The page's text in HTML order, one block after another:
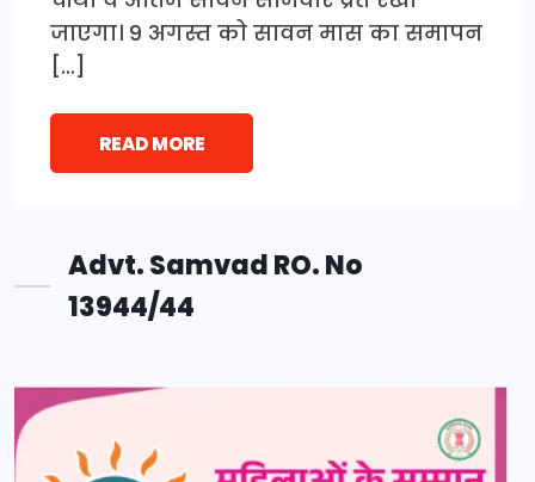
जाएगा। 9 अगस्त को सावन मास का समापन
[…]
READ MORE
Advt. Samvad RO. No
13944/44